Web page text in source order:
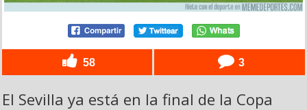
58 3
El Sevilla ya está en la final de la Copa